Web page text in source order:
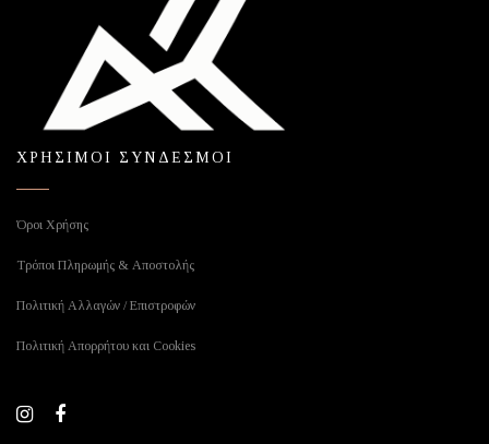
ΧΡΗΣΙΜΟΙ ΣΥΝΔΕΣΜΟΙ
Όροι Χρήσης
Τρόποι Πληρωμής & Αποστολής
Πολιτική Αλλαγών / Επιστροφών
Πολιτική Απορρήτου και Cookies